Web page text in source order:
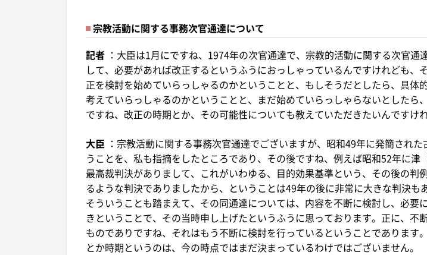
宗教活動に関する事務次官通達について
記者 ：大臣は1月にですね、1974年の次官通達で、宗教的活動に関する次官通
して、必要があれば改正するというふうにおっしゃっているんですけれども、
正を検討を始めていらっしゃるのかということと、もしそうだとしたら、具体
考えていらっしゃるのかということと、まだ始めていらっしゃらないとしたら
ですね、改正の時期とか、その可能性についても教えていただきたいんですけれ
大臣 ：宗教活動に関する事務次官通達でございますが、昭和49年に発簡され
うことを、私も指摘をしたところであり、その後ですね、例えば昭和52年に津
最高裁判決がありまして、これがいわゆる、目的効果基準という、その後の判
るような判決でありましたから、ということは49年の後に非常に大きな判決も
そういうことも踏まえて、その同通達については、内容を不断に検討し、必要
きということで、その当時申し上げたというふうに思っております。正に、不
ものでありですね、それはもう不断に検討を行っているということであります
とか時期というのは、今の時点ではまだ決まっているわけではございません。